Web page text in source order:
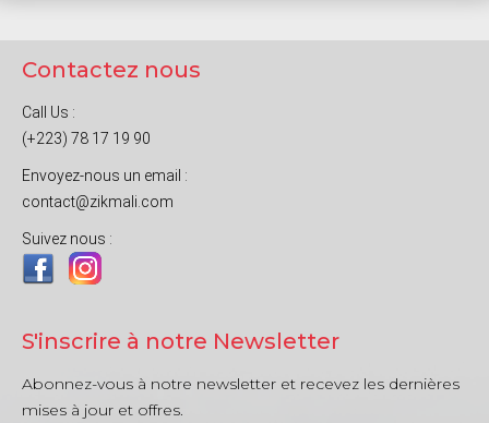
Contactez nous
Call Us :
(+223) 78 17 19 90
Envoyez-nous un email :
contact@zikmali.com
Suivez nous :
S'inscrire à notre Newsletter
Abonnez-vous à notre newsletter et recevez les dernières
mises à jour et offres.